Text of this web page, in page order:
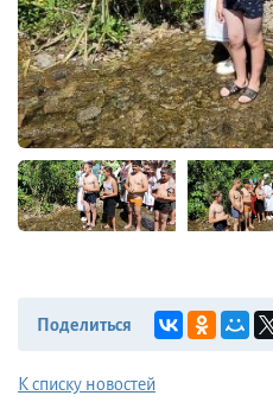
Поделиться
К списку новостей